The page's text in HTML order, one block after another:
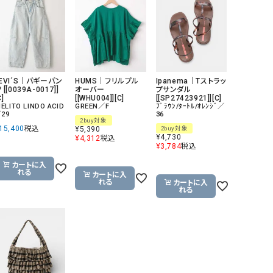
GO TO HOLLYWOOD（ゴートゥーハリウ
ッド）
THIRTY（サーティ）
G-STAR RAW（ジースターロウ） tumugu:（ツムグ）
GOOD SPEED（グッドスピード）
GAIMO（ガイモ）
UNIVERSAL OVERALL（
オーバーオール）
GRAMICCI（グラミチ）
USU GALLERY（ユーエス
（ｇ） （グラム）
Gives a sense of fullment +phenix（フェニックス）
WILD THINGS（ワイルドシ
ILIMA（イリマ）
｜バギーパン
[[0039A-0017]]
LINDO ACID
29
税込
カートに入
れる
HUMS｜フリルプル
オーバー
[[WHU004]][C]
GREEN／F
2buy対象
¥5,390
¥4,312税込
カートに入
れる
Ipanema｜Tストラッ
プサンダル
[[SP27423921]][C]
ﾌﾞﾗｳﾝ/ﾀｰﾄﾙ/ｵﾚﾝｼﾞ／
36
2buy対象
¥4,730
¥3,784税込
カートに入
れる